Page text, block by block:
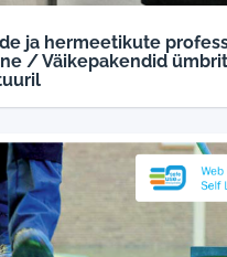
ja hermeetikute
/ Väikepakendid